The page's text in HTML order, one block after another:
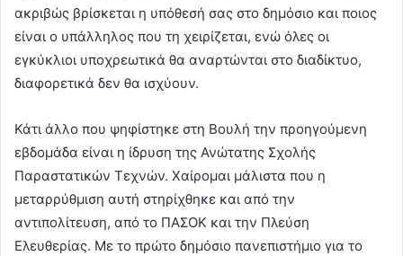
ακριβώς βρίσκεται η υπόθεσή σας στο δημόσιο και ποιος
είναι ο υπάλληλος που τη χειρίζεται, ενώ όλες οι
εγκύκλιοι υποχρεωτικά θα αναρτώνται στο διαδίκτυο,
διαφορετικά δεν θα ισχύουν.
Κάτι άλλο που ψηφίστηκε στη Βουλή την προηγούμενη
εβδομάδα είναι η ίδρυση της Ανώτατης Σχολής
Παραστατικών Τεχνών. Χαίρομαι μάλιστα που η
μεταρρύθμιση αυτή στηρίχθηκε και από την
αντιπολίτευση, από το ΠΑΣΟΚ και την Πλεύση
Ελευθερίας. Με το πρώτο δημόσιο πανεπιστήμιο για το